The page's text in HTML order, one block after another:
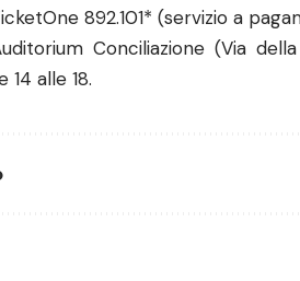
892.101* (servizio a
Conciliazione (Via
alle 18.